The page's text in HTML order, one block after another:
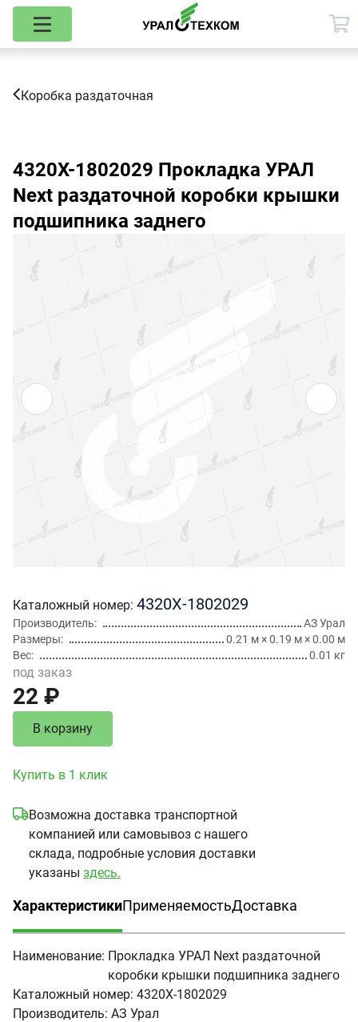
Коробка раздаточная
4320Х-1802029 Прокладка УРАЛ
Next раздаточной коробки крышки
подшипника заднего
Каталожный номер 4320Х-1802029
Производитель
АЗ Урал
Размеры
0.21 м × 0.19 м × 0.00 м
Вес
0.01 кг
под заказ
22 ₽
В корзину
Купить в 1 клик
Возможна доставка транспортной
компанией или самовывоз с нашего
склада, подробные условия доставки
указаны здесь.
Характеристики
(активная вкладка)
ПрименяемостьДоставка
Наименование: Прокладка УРАЛ Next раздаточной
коробки крышки подшипника заднего
Каталожный номер: 4320Х-1802029
Производитель: АЗ Урал